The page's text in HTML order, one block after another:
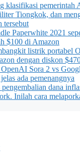
klasifikasi pemerintah
Tiongkok, dan
tersebut
Paperwhite 2021
$100 di Amazon
listrik portabel
dengan diskon
Sora 2 vs
ada pemenangnya
dana
Inilah cara